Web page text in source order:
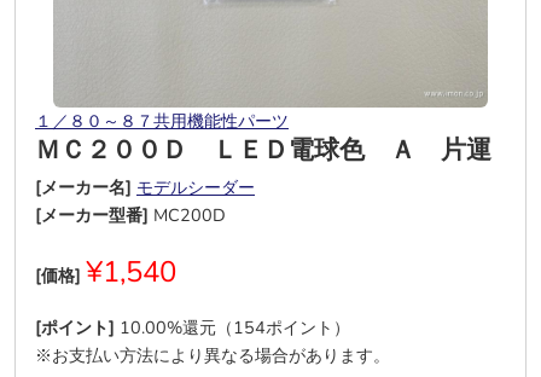
１／８０～８７共用機能性パーツ
ＭＣ２００Ｄ ＬＥＤ電球色 Ａ 片運
[メーカー名] モデルシーダー
[メーカー型番] MC200D
[価格] ¥1,540
[ポイント] 10.00%還元（154ポイント）
※お支払い方法により異なる場合があります。